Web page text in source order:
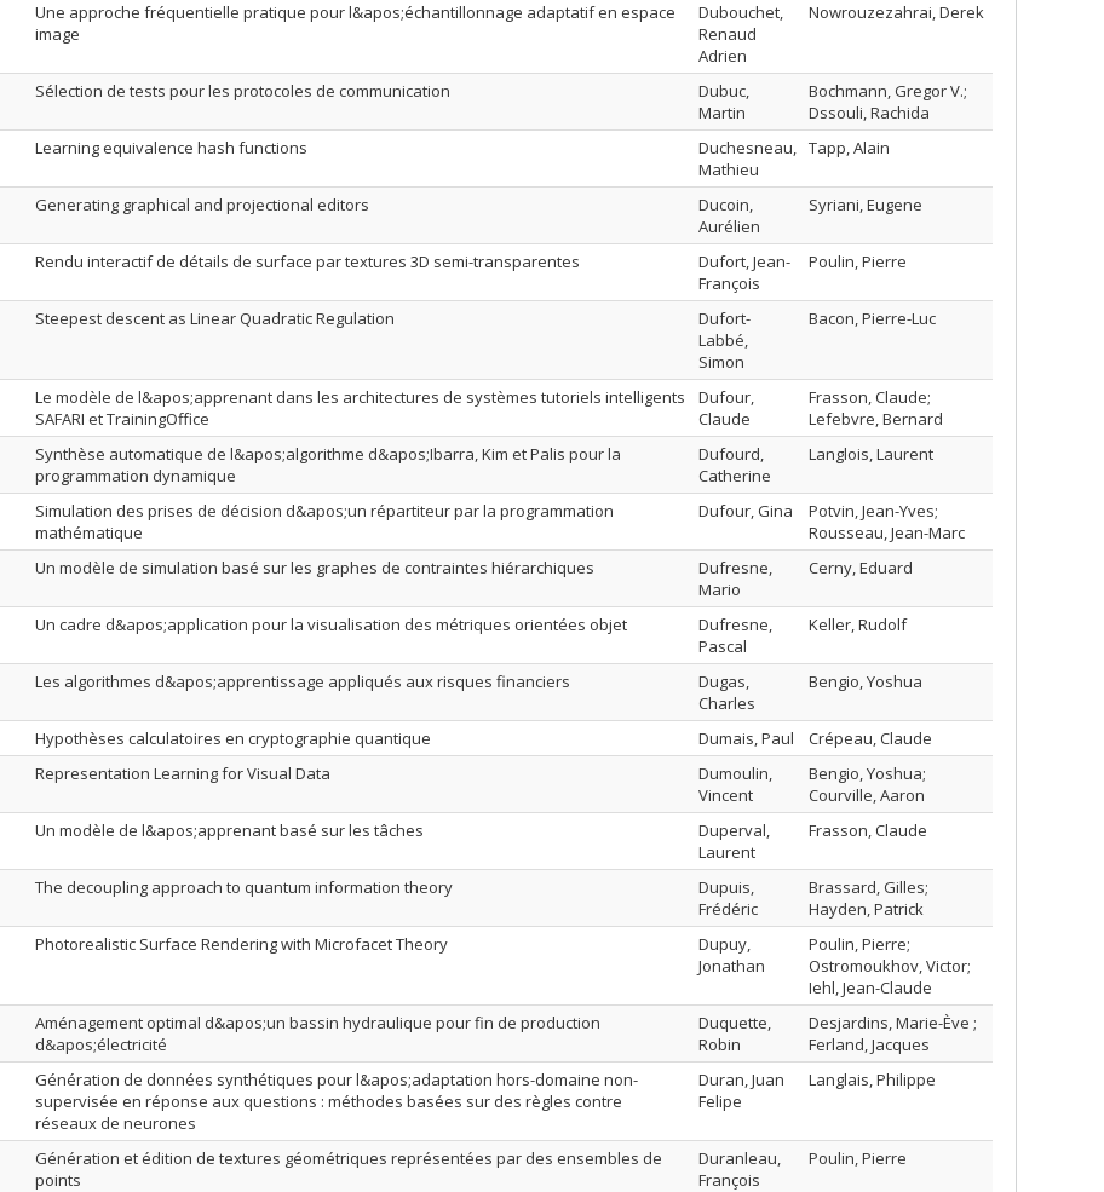
Une approche fréquentielle pratique pour l&apos;échantillonnage adaptatif en espace
image
Dubouchet,
Renaud
Adrien
Nowrouzezahrai, Derek
Sélection de tests pour les protocoles de communication
Dubuc,
Martin
Bochmann, Gregor V.;
Dssouli, Rachida
Learning equivalence hash functions
Duchesneau,
Mathieu
Tapp, Alain
Generating graphical and projectional editors
Ducoin,
Aurélien
Syriani, Eugene
Rendu interactif de détails de surface par textures 3D semi-transparentes
Dufort, Jean-
François
Poulin, Pierre
Steepest descent as Linear Quadratic Regulation
Dufort-
Labbé,
Simon
Bacon, Pierre-Luc
Le modèle de l&apos;apprenant dans les architectures de systèmes tutoriels intelligents
SAFARI et TrainingOffice
Dufour,
Claude
Frasson, Claude;
Lefebvre, Bernard
Synthèse automatique de l&apos;algorithme d&apos;Ibarra, Kim et Palis pour la
programmation dynamique
Dufourd,
Catherine
Langlois, Laurent
Simulation des prises de décision d&apos;un répartiteur par la programmation
mathématique
Dufour, Gina
Potvin, Jean-Yves;
Rousseau, Jean-Marc
Un modèle de simulation basé sur les graphes de contraintes hiérarchiques
Dufresne,
Mario
Cerny, Eduard
Un cadre d&apos;application pour la visualisation des métriques orientées objet
Dufresne,
Pascal
Keller, Rudolf
Les algorithmes d&apos;apprentissage appliqués aux risques financiers
Dugas,
Charles
Bengio, Yoshua
Hypothèses calculatoires en cryptographie quantique Dumais, Paul
Crépeau, Claude
Representation Learning for Visual Data
Dumoulin,
Vincent
Bengio, Yoshua;
Courville, Aaron
Un modèle de l&apos;apprenant basé sur les tâches
Duperval,
Laurent
Frasson, Claude
The decoupling approach to quantum information theory
Dupuis,
Frédéric
Brassard, Gilles;
Hayden, Patrick
Photorealistic Surface Rendering with Microfacet Theory
Dupuy,
Jonathan
Poulin, Pierre;
Ostromoukhov, Victor;
Iehl, Jean-Claude
Aménagement optimal d&apos;un bassin hydraulique pour fin de production
d&apos;électricité
Duquette,
Robin
Desjardins, Marie-Ève ;
Ferland, Jacques
Génération de données synthétiques pour l&apos;adaptation hors-domaine non-
supervisée en réponse aux questions : méthodes basées sur des règles contre
réseaux de neurones
Duran, Juan
Felipe
Langlais, Philippe
Génération et édition de textures géométriques représentées par des ensembles de
points
Duranleau,
François
Poulin, Pierre